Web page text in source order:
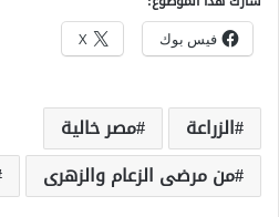
فيس بوك X
الزراعة
مصر خالية
من مرضى الزعام والزهرى